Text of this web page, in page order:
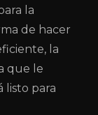
la
de hacer
la
que le
listo para